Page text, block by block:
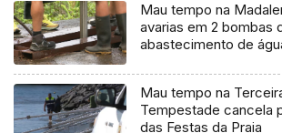
Mau tempo na
avarias em 2 bombas
abastecimento de
Mau tempo na
Tempestade cancela
das Festas da Praia